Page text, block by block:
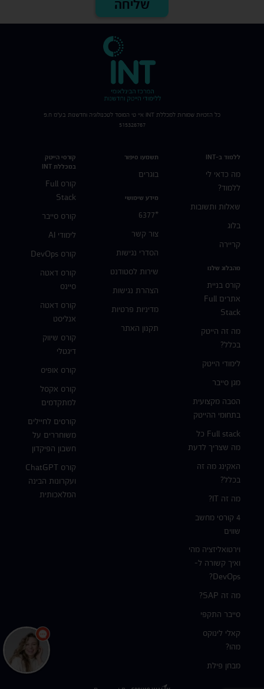
ללמוד ב-INT
מה כדאי לי
ללמוד?
שאלות ותשובות
בלוג
קריירה
מהבלוג שלנו
קורס בניית
אתרים Full
Stack
מה זה הייטק
בכלל?
לימודי הייטק
מגן סייבר
הסבה מקצועית
בתחומי ההייטק
Full stack כל
מה שצריך לדעת
האקינג מה זה
בכלל?
מה זה IT?
4 קורסי מחשב
שווים
וירטואליזציה מהי
ואיך קשורה ל-
DevOps?
מה זה SAP?
סייבר התקפי
קאלי לינוקס
מהו?
מבחן פילת
תשמעו סיפור
בוגרים
מידע שימושי
*6377
צור קשר
הסדרי נגישות
שירות לסטודנט
הצהרת נגישות
מדיניות פרטיות
תקנון האתר
קורסי הייטק
במכללת INT
קורס Full
Stack
קורס סייבר
לימודי AI
קורס DevOps
קורס דאטה
סיינס
קורס דאטה
אנליסט
קורס שיווק
דיגטלי
קורס אופיס
קורס אקסל
למתקדמים
קורסים לחיילים
משוחררים על
חשבון הפיקדון
קורס ChatGPT
ועקרונות הבינה
המלאכותית
כל הזכויות שמורות למכללת INT איי טי המוסד לטכנולוגיה וחדשנות בע"מ ח.פ
515326767